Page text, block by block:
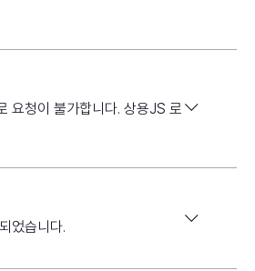
요청이 불가합니다. 상용JS 로
었습니다.